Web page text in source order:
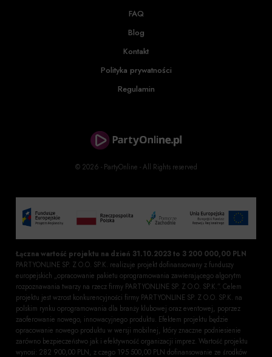
© 2026 - PartyOnline - All Rights reserved
FAQ
Blog
Kontakt
Polityka prywatności
Regulamin
Łączna wartość projektu na dzień 31.10.2023 to 3 200 000,00 PLN
PARTYONLINE SP. Z O.O. SP.K. realizuje projekt dofinansowany z funduszy
europejskich „opracowanie pakietu oprogramowania zawierającego algorytm
rozpoznawania twarzy na rzecz firmy PARTYONLINE SP. Z O.O. SP.K.”. Celem
projektu jest wzrost konkurencyjności firmy PARTYONLINE SP. Z O.O. SP.K. na
polskim rynku oprogramowania dla branży klubowej oraz eventowej, poprzez
zaoferowanie nowego, innowacyjnego produktu. Efektem projektu będzie
opracowanie nowego produktu w wersji mobilnej, który znaczne podniesienie
zarówno bezpieczeństwo jak i efektywność organizacji imprez. Wartość projektu
wynosi: 282 900,00 PLN, z czego 195 500,00 PLN dofinansowanie ze środków